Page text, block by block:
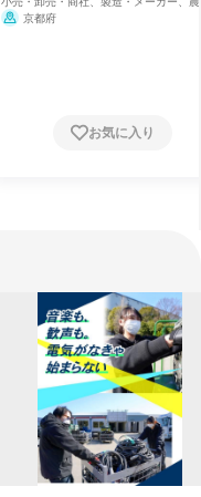
林業・水産業
京都府
お気に入り